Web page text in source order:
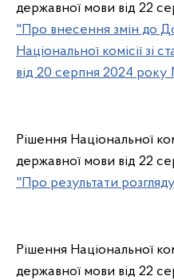
державної мови від 22
"Про внесення змін до
Національної комісії зі
від 20 серпня 2024
Рішення Національної
державної мови від 22
"Про результати
Рішення Національної
державної мови від 22